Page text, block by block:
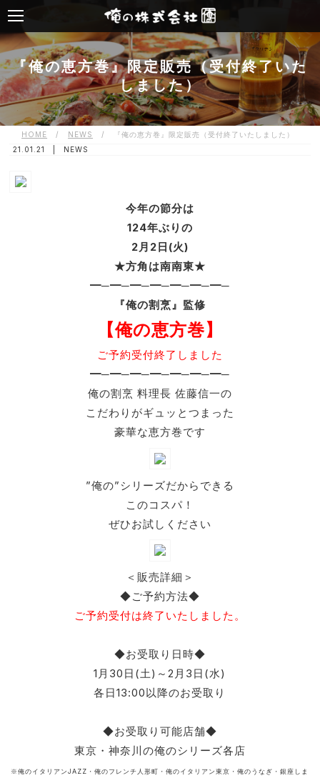
『俺の恵方巻』限定販売（受付終了いた
しました）
HOME / NEWS /
『俺の恵方巻』限定販売（受付終了いたしました）
21.01.21 |
NEWS
今年の節分は
124年ぶりの
2月2日(火)
★方角は南南東★
━─━─━─━─━─━─━─
『俺の割烹』監修
【俺の恵方巻】
ご予約受付終了しました
━─━─━─━─━─━─━─
俺の割烹 料理長 佐藤信一の
こだわりがギュッとつまった
豪華な恵方巻です
”俺の”シリーズだからできる
このコスパ！
ぜひお試しください
＜販売詳細＞
◆ご予約方法◆
ご予約受付は終了いたしました。
◆お受取り日時◆
1月30日(土)～2月3日(水)
各日13:00以降のお受取り
◆お受取り可能店舗◆
東京・神奈川の俺のシリーズ各店
※俺のイタリアンJAZZ・俺のフレンチ人形町・俺のイタリアン東京・俺のうなぎ・銀座しま